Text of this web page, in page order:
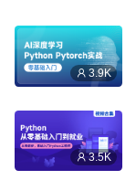
3.9K
3.5K